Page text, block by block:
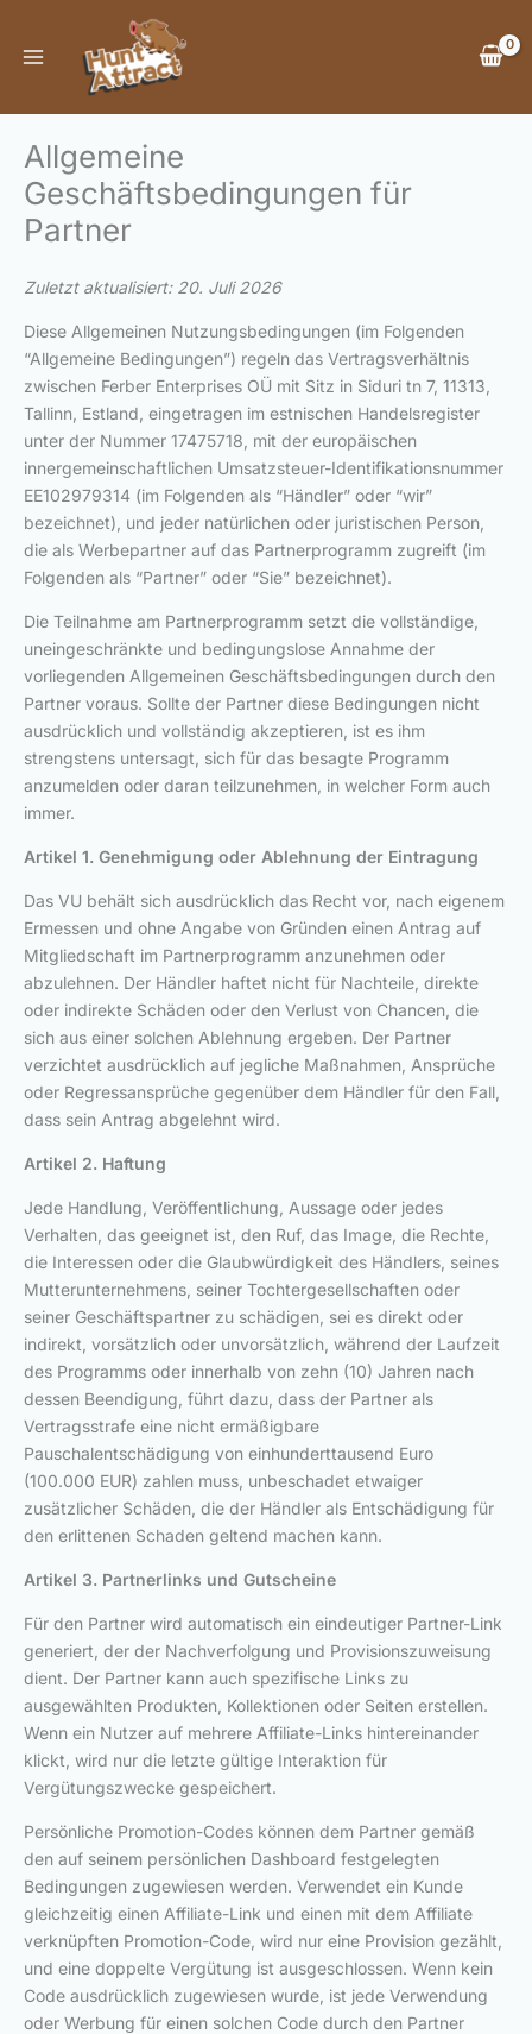
springen
Allgemeine
Geschäftsbedingungen für
Partner
Zuletzt aktualisiert: 20. Juli 2026
Diese Allgemeinen Nutzungsbedingungen (im Folgenden
“Allgemeine Bedingungen”) regeln das Vertragsverhältnis
zwischen Ferber Enterprises OÜ mit Sitz in Siduri tn 7, 11313,
Tallinn, Estland, eingetragen im estnischen Handelsregister
unter der Nummer 17475718, mit der europäischen
innergemeinschaftlichen Umsatzsteuer-Identifikationsnummer
EE102979314 (im Folgenden als “Händler” oder “wir”
bezeichnet), und jeder natürlichen oder juristischen Person,
die als Werbepartner auf das Partnerprogramm zugreift (im
Folgenden als “Partner” oder “Sie” bezeichnet).
Die Teilnahme am Partnerprogramm setzt die vollständige,
uneingeschränkte und bedingungslose Annahme der
vorliegenden Allgemeinen Geschäftsbedingungen durch den
Partner voraus. Sollte der Partner diese Bedingungen nicht
ausdrücklich und vollständig akzeptieren, ist es ihm
strengstens untersagt, sich für das besagte Programm
anzumelden oder daran teilzunehmen, in welcher Form auch
immer.
Artikel 1. Genehmigung oder Ablehnung der Eintragung
Das VU behält sich ausdrücklich das Recht vor, nach eigenem
Ermessen und ohne Angabe von Gründen einen Antrag auf
Mitgliedschaft im Partnerprogramm anzunehmen oder
abzulehnen. Der Händler haftet nicht für Nachteile, direkte
oder indirekte Schäden oder den Verlust von Chancen, die
sich aus einer solchen Ablehnung ergeben. Der Partner
verzichtet ausdrücklich auf jegliche Maßnahmen, Ansprüche
oder Regressansprüche gegenüber dem Händler für den Fall,
dass sein Antrag abgelehnt wird.
Artikel 2. Haftung
Jede Handlung, Veröffentlichung, Aussage oder jedes
Verhalten, das geeignet ist, den Ruf, das Image, die Rechte,
die Interessen oder die Glaubwürdigkeit des Händlers, seines
Mutterunternehmens, seiner Tochtergesellschaften oder
seiner Geschäftspartner zu schädigen, sei es direkt oder
indirekt, vorsätzlich oder unvorsätzlich, während der Laufzeit
des Programms oder innerhalb von zehn (10) Jahren nach
dessen Beendigung, führt dazu, dass der Partner als
Vertragsstrafe eine nicht ermäßigbare
Pauschalentschädigung von einhunderttausend Euro
(100.000 EUR) zahlen muss, unbeschadet etwaiger
zusätzlicher Schäden, die der Händler als Entschädigung für
den erlittenen Schaden geltend machen kann.
Artikel 3. Partnerlinks und Gutscheine
Für den Partner wird automatisch ein eindeutiger Partner-Link
generiert, der der Nachverfolgung und Provisionszuweisung
dient. Der Partner kann auch spezifische Links zu
ausgewählten Produkten, Kollektionen oder Seiten erstellen.
Wenn ein Nutzer auf mehrere Affiliate-Links hintereinander
klickt, wird nur die letzte gültige Interaktion für
Vergütungszwecke gespeichert.
Persönliche Promotion-Codes können dem Partner gemäß
den auf seinem persönlichen Dashboard festgelegten
Bedingungen zugewiesen werden. Verwendet ein Kunde
gleichzeitig einen Affiliate-Link und einen mit dem Affiliate
verknüpften Promotion-Code, wird nur eine Provision gezählt,
und eine doppelte Vergütung ist ausgeschlossen. Wenn kein
Code ausdrücklich zugewiesen wurde, ist jede Verwendung
oder Werbung für einen solchen Code durch den Partner